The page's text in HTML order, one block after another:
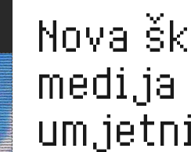
Nova
medija